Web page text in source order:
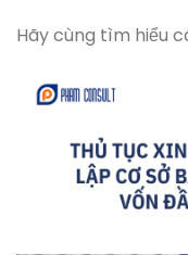
Hãy cùng tìm hiểu